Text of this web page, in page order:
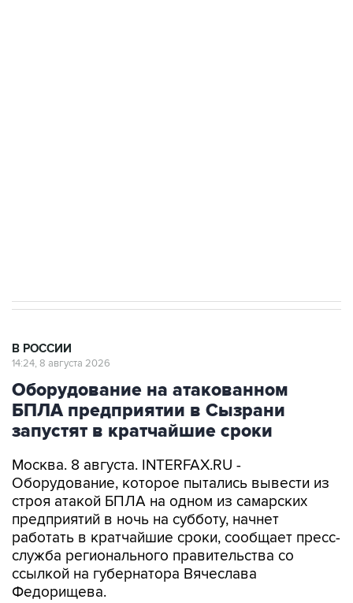
В РОССИИ
14:24, 8 августа 2026
Оборудование на атакованном
БПЛА предприятии в Сызрани
запустят в кратчайшие сроки
Москва. 8 августа. INTERFAX.RU -
Оборудование, которое пытались вывести из
строя атакой БПЛА на одном из самарских
предприятий в ночь на субботу, начнет
работать в кратчайшие сроки, сообщает пресс-
служба регионального правительства со
ссылкой на губернатора Вячеслава
Федорищева.